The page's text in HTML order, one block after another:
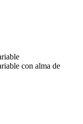
con alma de